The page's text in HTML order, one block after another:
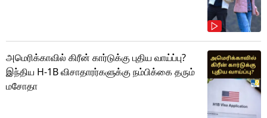
அமெரிக்காவில் கிரீன் கார்டுக்கு புதிய வாய்ப்பு?
இந்திய H-1B விசாதாரர்களுக்கு நம்பிக்கை தரும்
மசோதா